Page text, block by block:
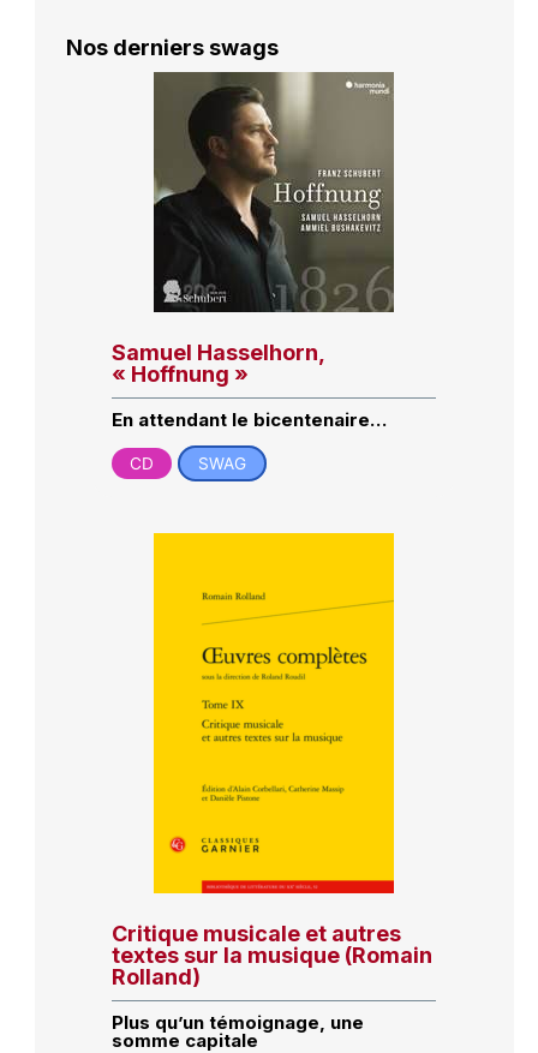
Nos derniers swags
Samuel Hasselhorn,
« Hoffnung »
En attendant le bicentenaire…
CD SWAG
Critique musicale et autres
textes sur la musique (Romain
Rolland)
Plus qu’un témoignage, une
somme capitale